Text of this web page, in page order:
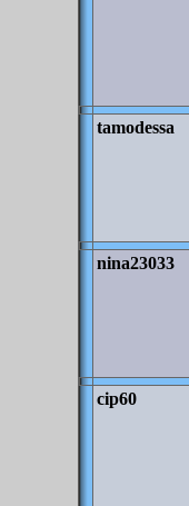
tamodessa
nina23033
cip60